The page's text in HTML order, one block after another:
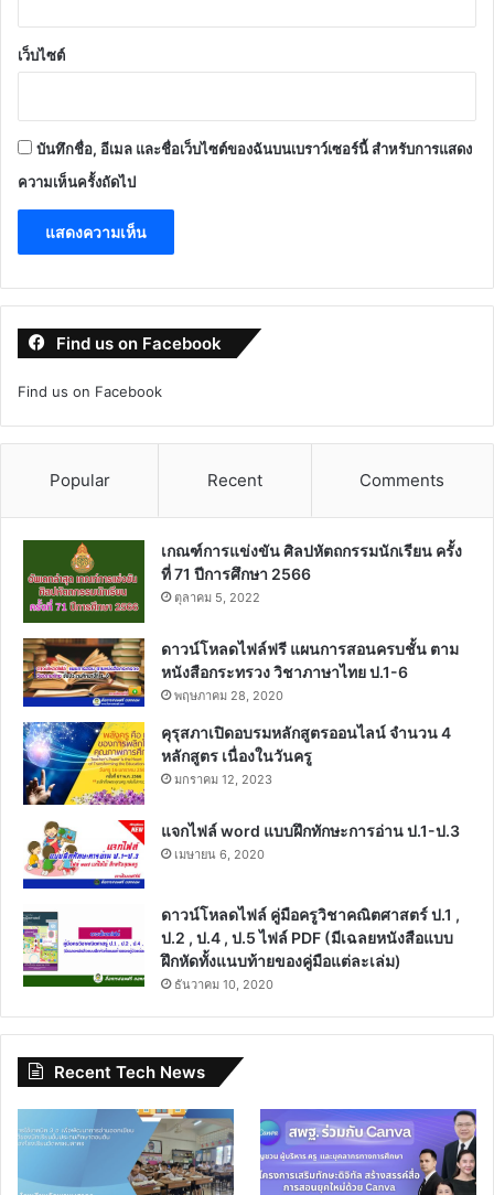
เว็บไซต์
บันทึกชื่อ, อีเมล และชื่อเว็บไซต์ของฉันบนเบราว์เซอร์นี้ สำหรับการแสดง
ความเห็นครั้งถัดไป
Find us on Facebook
Find us on Facebook
Popular Recent Comments
เกณฑ์การแข่งขัน ศิลปหัตถกรรมนักเรียน ครั้ง
ที่ 71 ปีการศึกษา 2566
ตุลาคม 5, 2022
ดาวน์โหลดไฟล์ฟรี แผนการสอนครบชั้น ตาม
หนังสือกระทรวง วิชาภาษาไทย ป.1-6
พฤษภาคม 28, 2020
คุรุสภาเปิดอบรมหลักสูตรออนไลน์ จำนวน 4
หลักสูตร เนื่องในวันครู
มกราคม 12, 2023
แจกไฟล์ word แบบฝึกทักษะการอ่าน ป.1-ป.3
เมษายน 6, 2020
ดาวน์โหลดไฟล์ คู่มือครูวิชาคณิตศาสตร์ ป.1 ,
ป.2 , ป.4 , ป.5 ไฟล์ PDF (มีเฉลยหนังสือแบบ
ฝึกหัดทั้งแนบท้ายของคู่มือแต่ละเล่ม)
ธันวาคม 10, 2020
Recent Tech News